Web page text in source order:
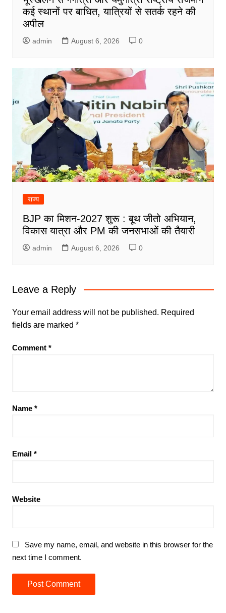
कई स्थानों पर बाधित, यात्रियों से सतर्क रहने की
अपील
admin August 6, 2026 0
राज्य
BJP का मिशन-2027 शुरू : बूथ जीतो अभियान,
विकास यात्रा और PM की जनसभाओं की तैयारी
admin August 6, 2026 0
Leave a Reply
Your email address will not be published. Required
fields are marked *
Comment *
Name *
Email *
Website
Save my name, email, and website in this browser for the
next time I comment.